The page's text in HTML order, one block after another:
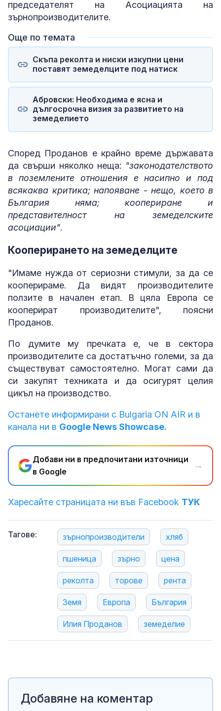
председателят на Асоциацията на
зърнопроизводителите.
Още по темата
Скъпа реколта и ниски изкупни цени
поставят земеделците под натиск
Абровски: Необходима е ясна и
дългосрочна визия за развитието на
земеделието
Според Проданов е крайно време държавата
да свърши няколко неща: "законодателството
в поземлените отношения е насипно и под
всякаква критика; напояване - нещо, което в
България няма; коопериране и
представителност на земеделските
асоциации".
Кооперирането на земеделците
"Имаме нужда от сериозни стимули, за да се
кооперираме. Да видят производителите
ползите в начален етап. В цяла Европа се
кооперират производителите", поясни
Проданов.
По думите му пречката е, че в сектора
производителите са достатъчно големи, за да
съществуват самостоятелно. Могат сами да
си закупят техниката и да осигурят целия
цикъл на производство.
Останете информирани с Bulgaria ON AIR и в
канала ни в Google News Showcase.
Добави ни в предпочитани източници
в Google
→
Харесайте страницата ни във Facebook ТУК
Тагове: зърнопроизводители хляб
пшеница зърно цена
реколта торове рента
Земя Европа България
Илия Проданов земеделие
Добавяне на коментар